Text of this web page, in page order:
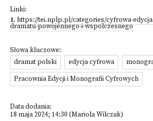
Linki:
1. https://tei.nplp.pl/categories/cyfrowa-
dramatu-powojennego-i-wspolczesnego
Słowa kluczowe:
dramat polski
edycja cyfrowa
Pracownia Edycji i Monografii Cyfrowych
Data dodania:
18 maja 2024; 14:30 (Mariola Wilczak)